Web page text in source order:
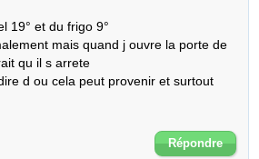
19° et du frigo 9°
mais quand j ouvre la porte de
qu il s arrete
d ou cela peut provenir et surtout
Répondre